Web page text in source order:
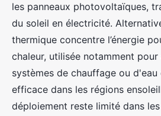
les panneaux photovoltaïques,
du soleil en électricité.
thermique concentre l’énergie
chaleur, utilisée notamment
systèmes de chauffage ou d'eau
efficace dans les régions
déploiement reste limité dans